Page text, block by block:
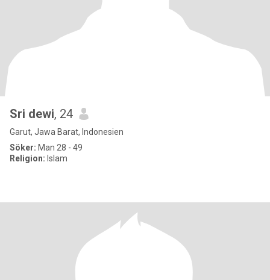
Sri dewi, 24
Garut, Jawa Barat, Indonesien
Söker: Man 28 - 49
Religion: Islam